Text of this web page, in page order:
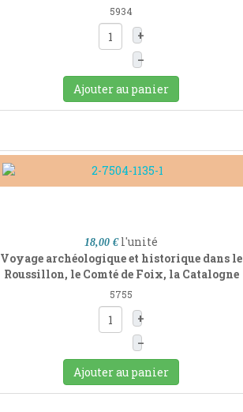
5934
+
–
Ajouter au panier
18,00 € l'unité
Voyage archéologique et historique dans le
Roussillon, le Comté de Foix, la Catalogne
5755
+
–
Ajouter au panier